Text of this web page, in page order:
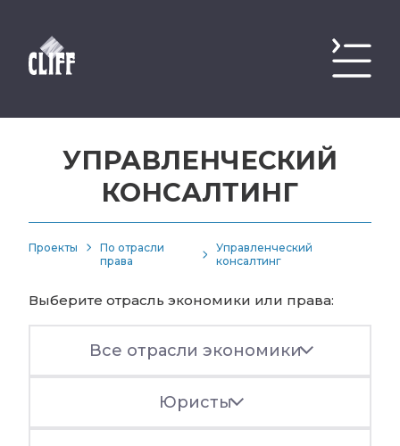
УПРАВЛЕНЧЕСКИЙ
КОНСАЛТИНГ
Проекты
По отрасли
права
Управленческий
консалтинг
Выберите отрасль экономики или права:
Все отрасли экономики
Юристы